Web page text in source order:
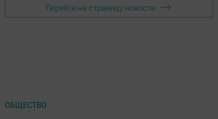
Перейти на страницу новости
ОБЩЕСТВО